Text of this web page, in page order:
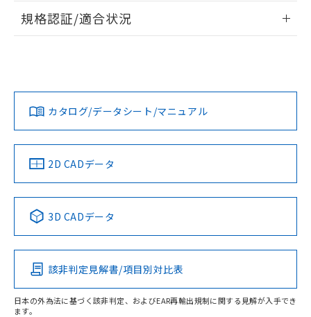
ログイン/会員登録
ダウンロードデータをご利用いただく前に、以下を必ずお読
みください。
ソフトウェアの使用条件
EU RoHS 注意事項・凡例
対応済み
中国 RoHS 注意事項・凡例
Pb Hg Cd Cr(VI)
O
規格認証/適合状況
カタログ/データシート/マニュアル
2D CADデータ
3D CADデータ
該非判定見解書/項目別対比表
日本の外為法に基づく該非判定、およびEAR再輸出規制に関する見解が入手でき
ます。
欄に対応日を記載しておりました。
既に当社にて対応品への在庫切替を完了